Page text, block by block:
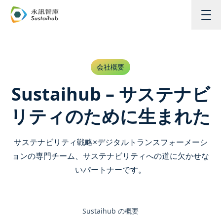
メインコンテンツへスキップ
会社概要
Sustaihub – サステナビ
リティのために生まれた
サステナビリティ戦略×デジタルトランスフォーメーシ
ョンの専門チーム、サステナビリティへの道に欠かせな
いパートナーです。
Sustaihub の概要